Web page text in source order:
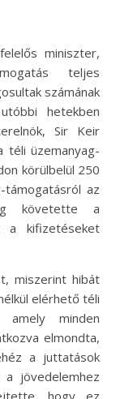
teljes
számának
hetekben
Sir Keir
téli üzemanyag-
körülbelül 250
az
követette a
a kifizetéseket
miszerint hibát
elérhető téli
amely minden
elmondta,
a juttatások
a jövedelemhez
hogy ez